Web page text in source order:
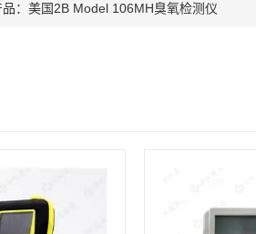
： 美国2B Model 106MH臭氧检测仪